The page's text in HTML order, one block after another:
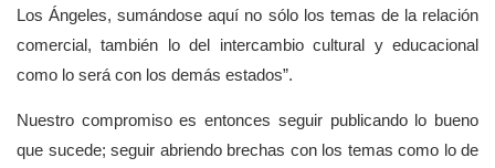
Los Ángeles, sumándose aquí no sólo los temas de la relación
comercial, también lo del intercambio cultural y educacional
como lo será con los demás estados”.
Nuestro compromiso es entonces seguir publicando lo bueno
que sucede; seguir abriendo brechas con los temas como lo de